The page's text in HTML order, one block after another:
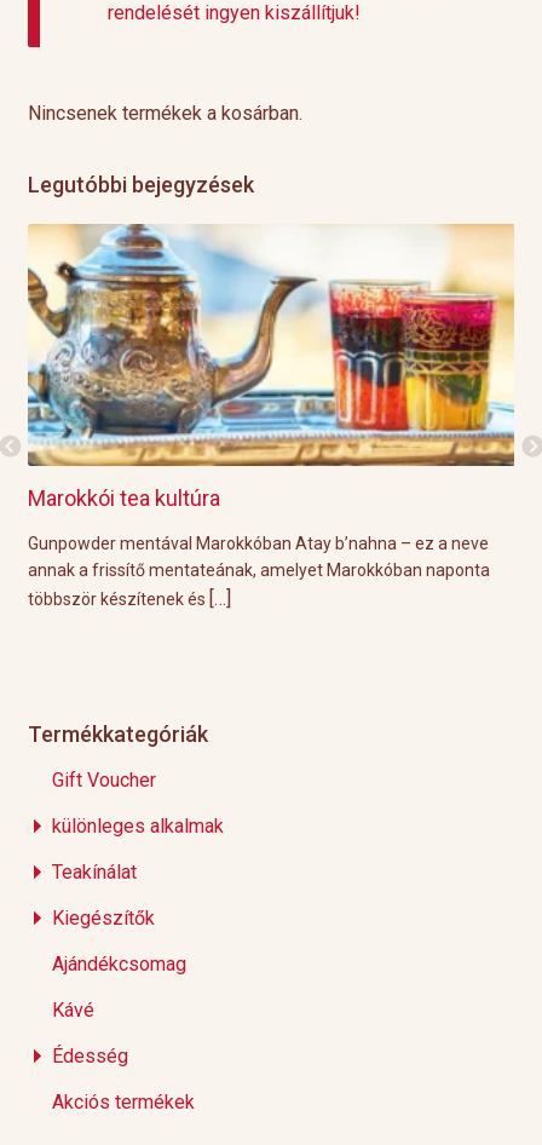
rendelését ingyen kiszállítjuk!
Nincsenek termékek a kosárban.
Legutóbbi bejegyzések
Marokkói tea kultúra
Gunpowder mentával Marokkóban Atay b’nahna – ez a neve
annak a frissítő mentateának, amelyet Marokkóban naponta
többször készítenek és […]
Termékkategóriák
Gift Voucher
különleges alkalmak
Teakínálat
Kiegészítők
Ajándékcsomag
Kávé
Édesség
Akciós termékek